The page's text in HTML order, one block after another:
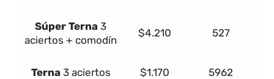
Súper Terna 3
aciertos + comodín
$4.210 527
Terna 3 aciertos $1.170 5962